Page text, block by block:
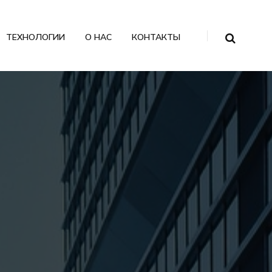
ТЕХНОЛОГИИ О НАС КОНТАКТЫ